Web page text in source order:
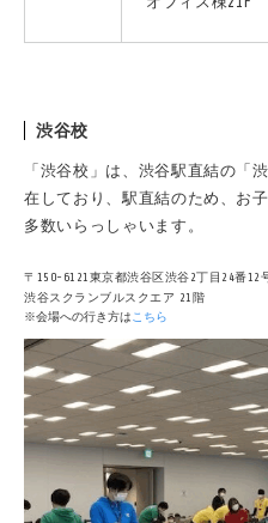
渋谷校
「渋谷校」は、渋谷駅直結の「
在しており、駅直結のため、お
多数いらっしゃいます。
〒150-6121東京都渋谷区渋谷2丁目24番12
渋谷スクランブルスクエア 21階
※会場への行き方は こちら